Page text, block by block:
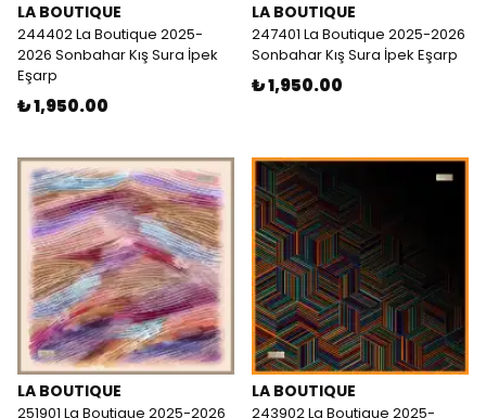
LA BOUTIQUE
244402 La Boutique 2025-
2026 Sonbahar Kış Sura İpek
Eşarp
₺ 1,950.00
LA BOUTIQUE
247401 La Boutique 2025-2026
Sonbahar Kış Sura İpek Eşarp
₺ 1,950.00
LA BOUTIQUE
251901 La Boutique 2025-2026
LA BOUTIQUE
243902 La Boutique 2025-